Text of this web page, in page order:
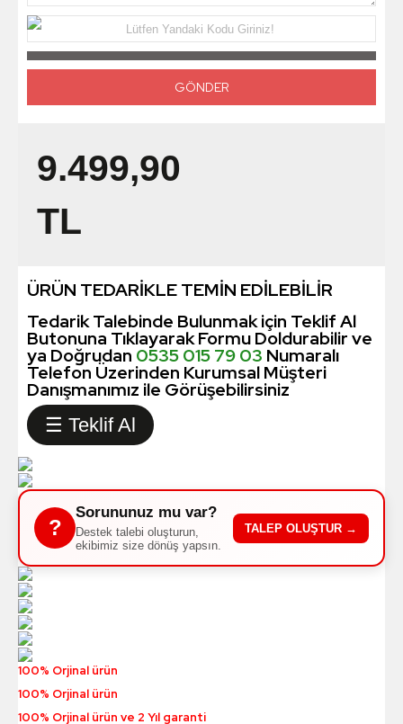
Lütfen Yandaki Kodu Giriniz!
9.499,90
TL
ÜRÜN TEDARİKLE TEMİN EDİLEBİLİR
Tedarik Talebinde Bulunmak için Teklif Al
Butonuna Tıklayarak Formu Doldurabilir ve
ya Doğrudan 0535 015 79 03 Numaralı
Telefon Üzerinden Kurumsal Müşteri
Danışmanımız ile Görüşebilirsiniz
☰ Teklif Al
?
Sorununuz mu var?
Destek talebi oluşturun,
ekibimiz size dönüş yapsın.
TALEP OLUŞTUR →
100% Orjinal ürün
100% Orjinal ürün
100% Orjinal ürün ve 2 Yıl garanti